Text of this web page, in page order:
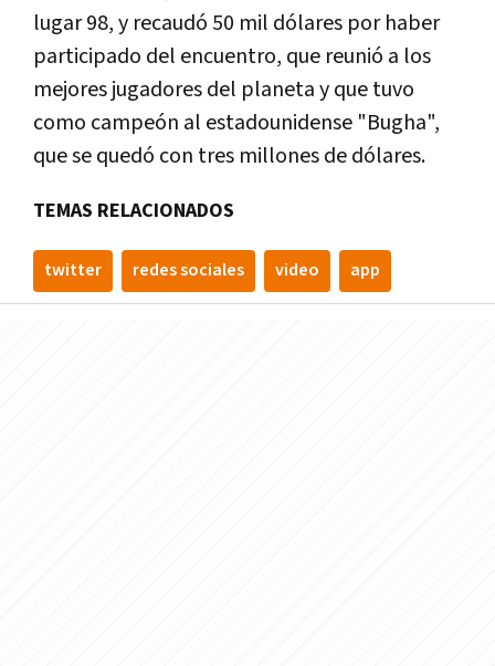
lugar 98, y recaudó 50 mil dólares por haber
participado del encuentro, que reunió a los
mejores jugadores del planeta y que tuvo
como campeón al estadounidense "Bugha",
que se quedó con tres millones de dólares.
TEMAS RELACIONADOS
twitter redes sociales video app